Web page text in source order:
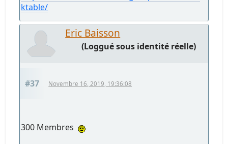
ktable/
Eric Baisson
(Loggué sous identité réelle)
#37 Novembre 16, 2019, 19:36:08
300 Membres